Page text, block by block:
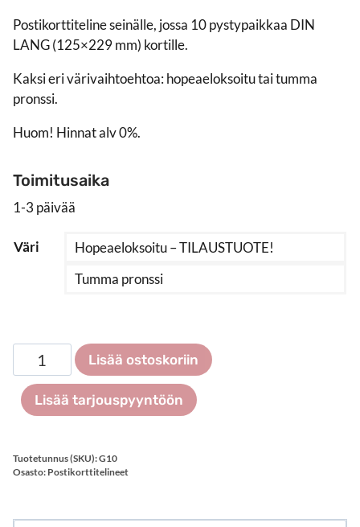
Postikorttiteline seinälle, jossa 10 pystypaikkaa DIN
LANG (125×229 mm) kortille.
Kaksi eri värivaihtoehtoa: hopeaeloksoitu tai tumma
pronssi.
Huom! Hinnat alv 0%.
Toimitusaika
1-3 päivää
Väri
Hopeaeloksoitu – TILAUSTUOTE!
Tumma pronssi
Postikorttiteline
seinälle
10
LANG
määrä
Lisää ostoskoriin
Lisää tarjouspyyntöön
Tuotetunnus (SKU):G10
Osasto: Postikorttitelineet